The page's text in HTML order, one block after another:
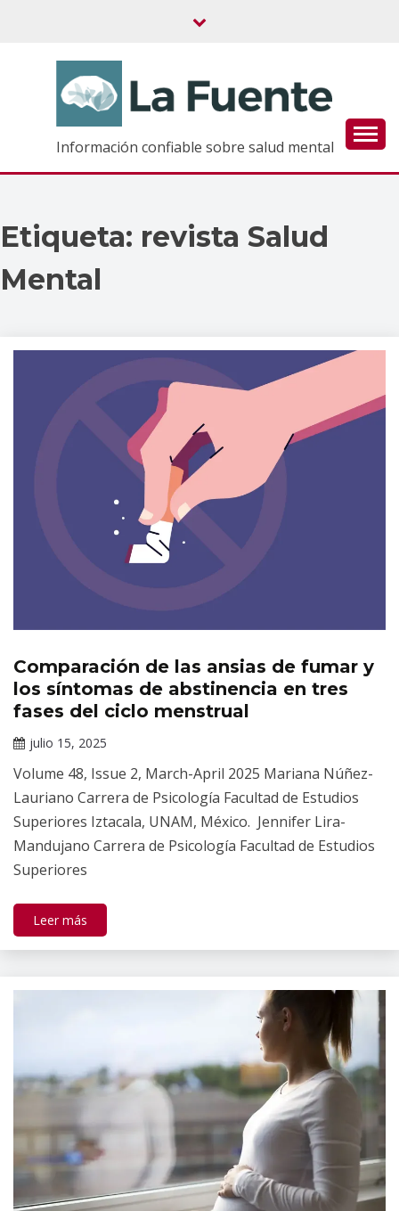
Información confiable sobre salud mental
Etiqueta: revista Salud
Mental
Revista
Salud
Mental
Comparación de las ansias de fumar y
los síntomas de abstinencia en tres
fases del ciclo menstrual
julio 15, 2025
Gallardo
Volume 48, Issue 2, March-April 2025 Mariana Núñez-
Lauriano Carrera de Psicología Facultad de Estudios
Superiores Iztacala, UNAM, México. Jennifer Lira-
Mandujano Carrera de Psicología Facultad de Estudios
Superiores
Leer más